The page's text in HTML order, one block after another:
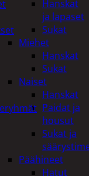
Hanskat
ja lapaset
Sukat
Miehet
Hanskat
Sukat
Naiset
Hanskat
Paidat ja
housut
Sukat ja
Päähineet
Hatut